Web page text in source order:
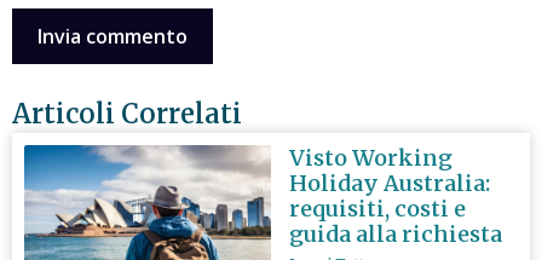
Articoli Correlati
Visto Working
Holiday Australia:
requisiti, costi e
guida alla richiesta